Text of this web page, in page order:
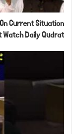
Current Situation
Daily Qudrat